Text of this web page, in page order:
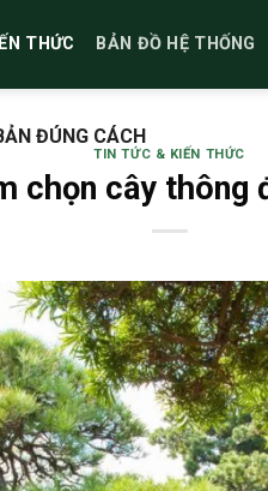
THỨC BẢN ĐỒ HỆ THỐNG
ĐÚNG CÁCH
TIN TỨC & KIẾN THỨC
chọn cây thông